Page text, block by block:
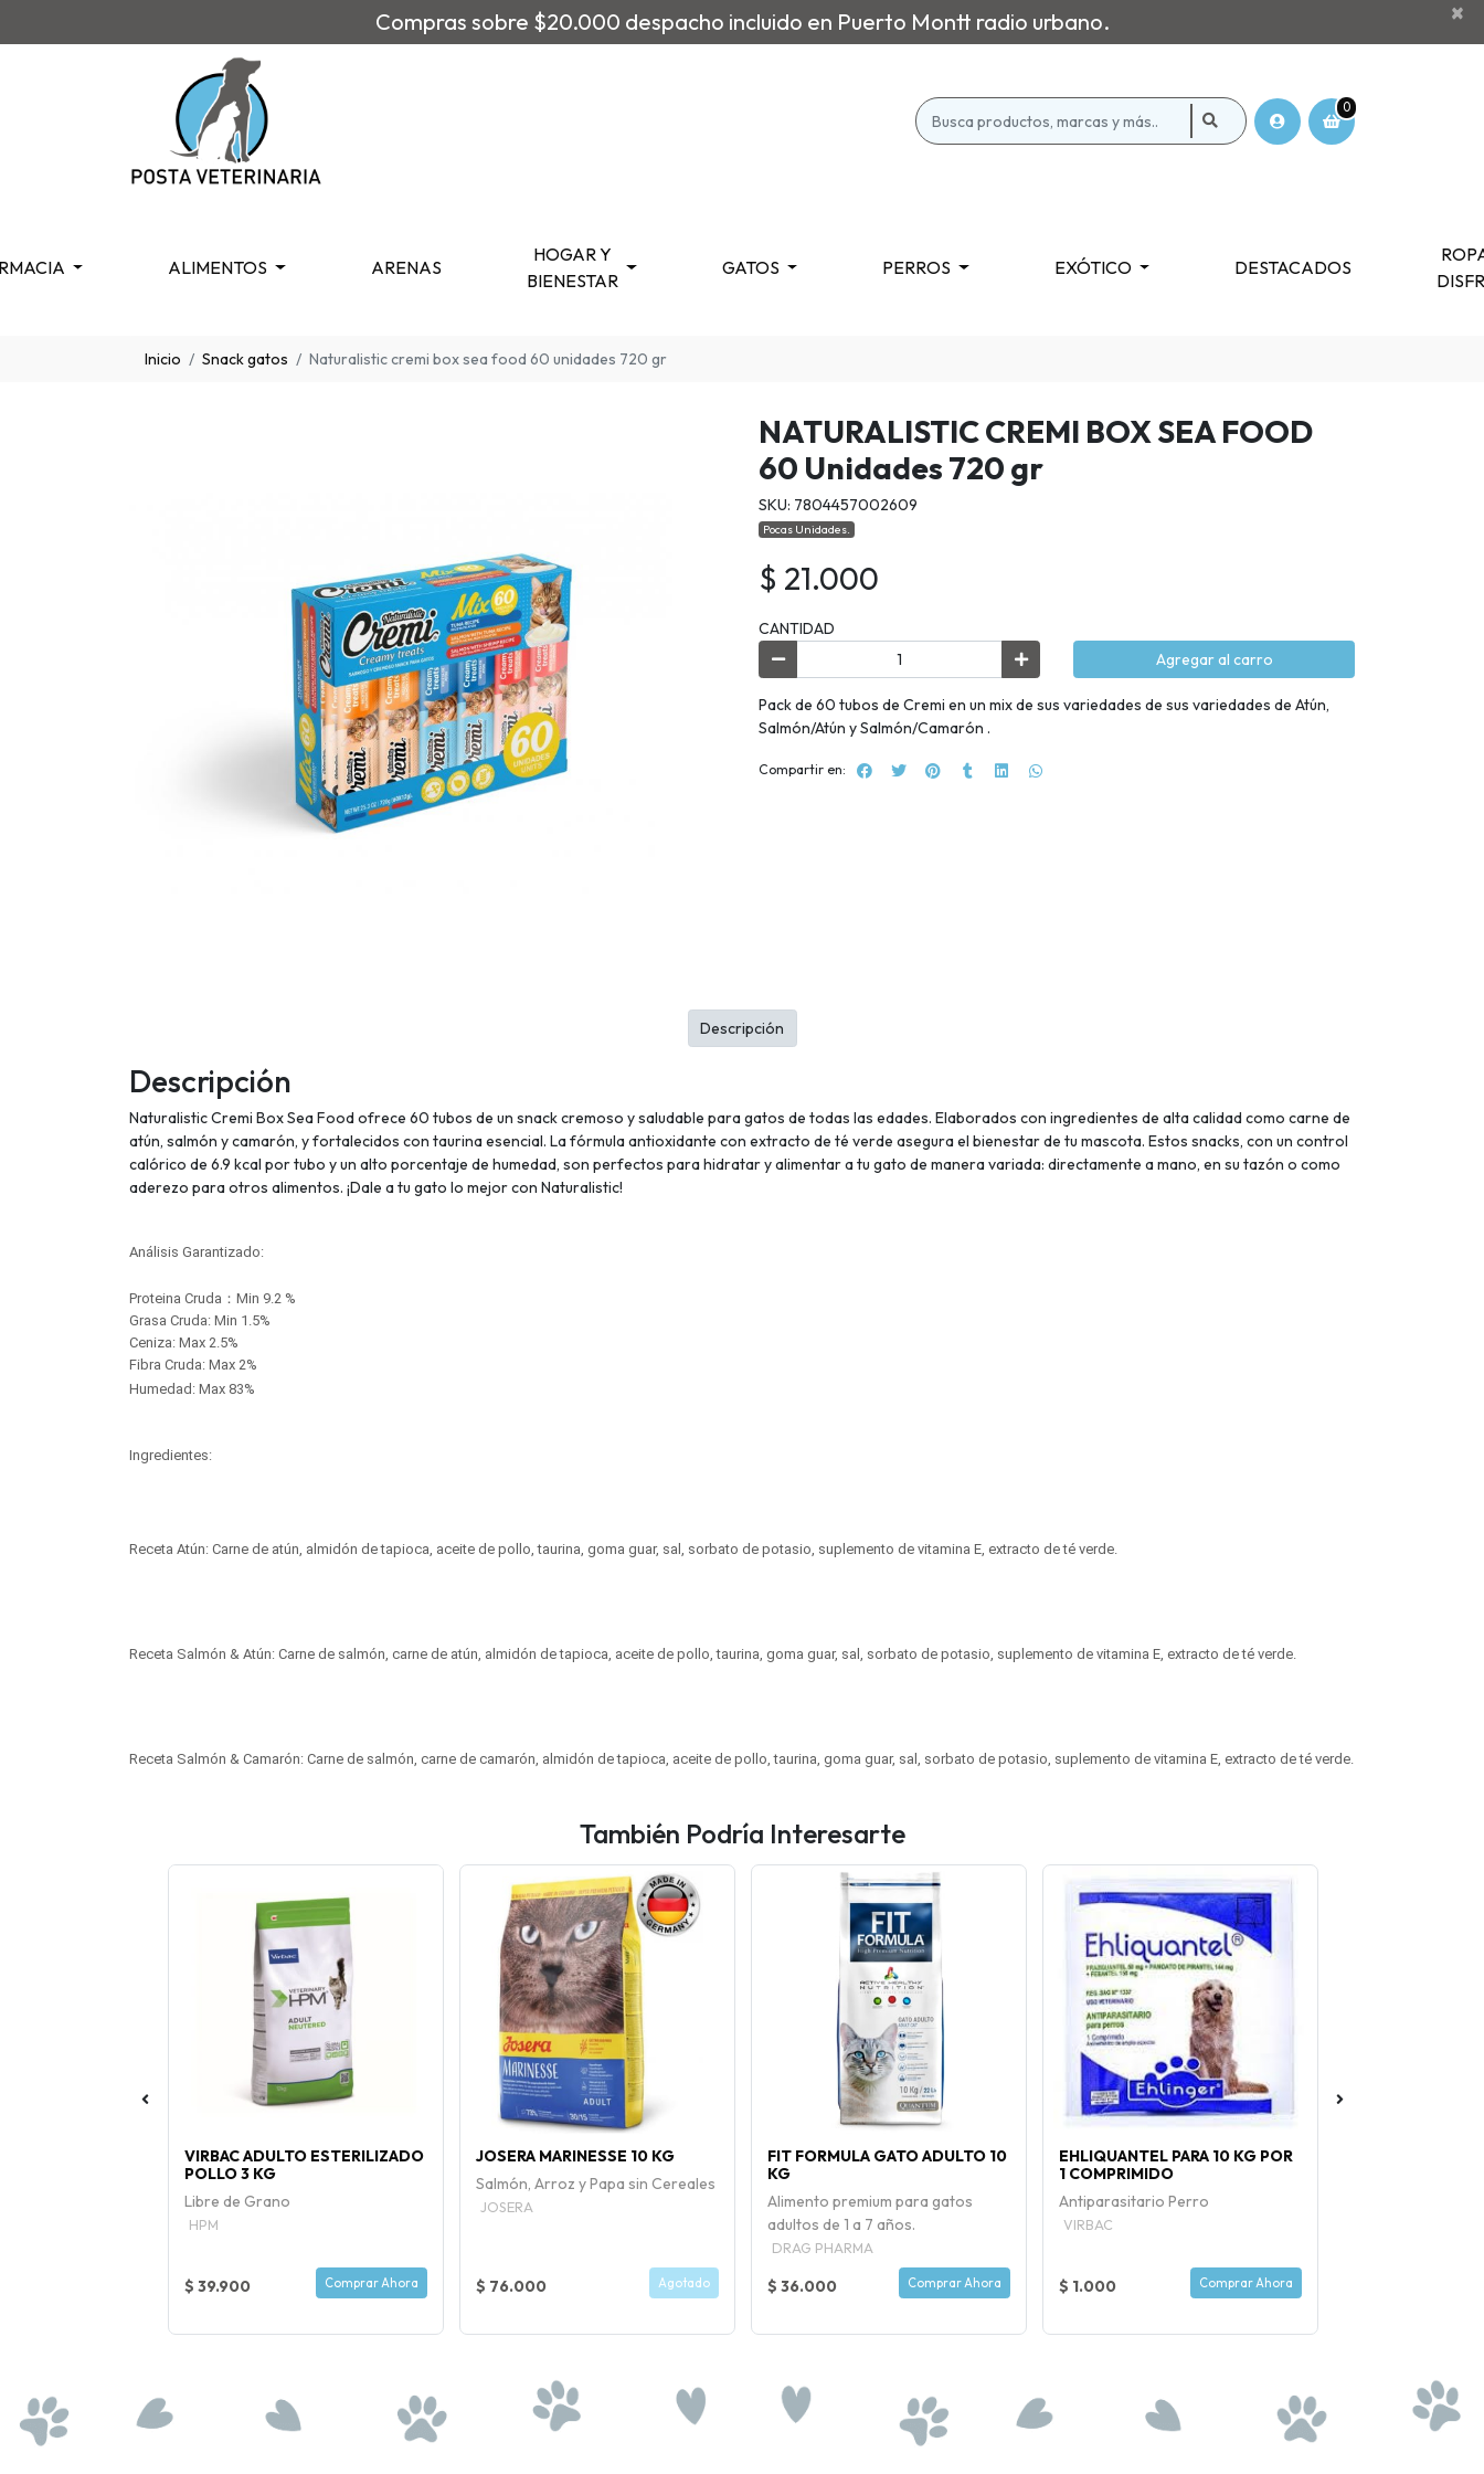
Compras sobre $20.000 despacho incluido en Puerto Montt radio urbano. ×
0
ALIMENTOS ARENAS
HOGAR Y
BIENESTAR
GATOS PERROS EXÓTICO DESTACADOS
Inicio Snack gatos Naturalistic cremi box sea food 60 unidades 720 gr
NATURALISTIC CREMI BOX SEA FOOD
60 Unidades 720 gr
SKU: 7804457002609
Pocas Unidades.
$ 21.000
CANTIDAD
Agregar al carro
Pack de 60 tubos de Cremi en un mix de sus variedades de sus variedades de Atún,
Salmón/Atún y Salmón/Camarón .
Compartir en:
Descripción
Naturalistic Cremi Box Sea Food ofrece 60 tubos de un snack cremoso y saludable para gatos de todas las edades. Elaborados con ingredientes de alta calidad como carne de
atún, salmón y camarón, y fortalecidos con taurina esencial. La fórmula antioxidante con extracto de té verde asegura el bienestar de tu mascota. Estos snacks, con un control
calórico de 6.9 kcal por tubo y un alto porcentaje de humedad, son perfectos para hidratar y alimentar a tu gato de manera variada: directamente a mano, en su tazón o como
aderezo para otros alimentos. ¡Dale a tu gato lo mejor con Naturalistic!
Análisis Garantizado:
Proteina Cruda：Min 9.2 %
Grasa Cruda: Min 1.5%
Ceniza: Max 2.5%
Fibra Cruda: Max 2%
Humedad: Max 83%
Ingredientes:
Receta Atún: Carne de atún, almidón de tapioca, aceite de pollo, taurina, goma guar, sal, sorbato de potasio, suplemento de vitamina E, extracto de té verde.
Receta Salmón & Atún: Carne de salmón, carne de atún, almidón de tapioca, aceite de pollo, taurina, goma guar, sal, sorbato de potasio, suplemento de vitamina E, extracto de té verde.
Receta Salmón & Camarón: Carne de salmón, carne de camarón, almidón de tapioca, aceite de pollo, taurina, goma guar, sal, sorbato de potasio, suplemento de vitamina E, extracto de té verde.
Descripción
También Podría Interesarte
VIRBAC ADULTO ESTERILIZADO
POLLO 3 KG
Libre de Grano
HPM
$ 39.900 Comprar Ahora
JOSERA MARINESSE 10 KG
Salmón, Arroz y Papa sin Cereales
JOSERA
$ 76.000 Agotado
FIT FORMULA GATO ADULTO 10
KG
Alimento premium para gatos
adultos de 1 a 7 años.
DRAG PHARMA
$ 36.000 Comprar Ahora
EHLIQUANTEL PARA 10 KG POR
1 COMPRIMIDO
Antiparasitario Perro
VIRBAC
$ 1.000 Comprar Ahora